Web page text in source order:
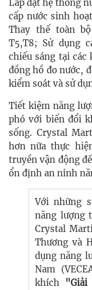
Lắp đặt hệ thống
cấp nước sinh
Thay thế toàn
T5,T8; Sử dụng
chiếu sáng tại các
đồng hồ đo nước,
kiểm soát và sử
Tiết kiệm năng
phó với biến đổi
sống. Crystal
hơn nữa thực
truyền vận động
ổn định an ninh
Với những
năng lượng
Crystal
Thương và
dụng năng
Nam
khích "Giải